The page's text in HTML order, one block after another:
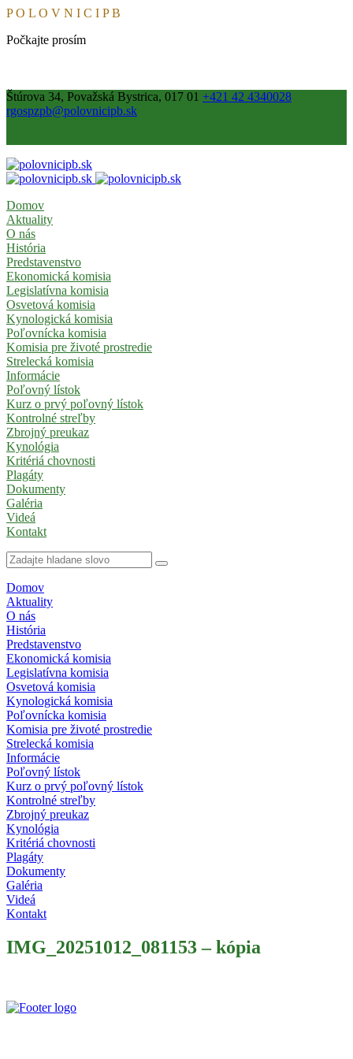
PO L O V N I C I PB
Počkajte prosím
Štúrova 34, Považská Bystrica, 017 01 +421 42 4340028
rgospzpb@polovnicipb.sk
Domov
Aktuality
O nás
História
Predstavenstvo
Ekonomická komisia
Legislatívna komisia
Osvetová komisia
Kynologická komisia
Poľovnícka komisia
Komisia pre životé prostredie
Strelecká komisia
Informácie
Poľovný lístok
Kurz o prvý poľovný lístok
Kontrolné streľby
Zbrojný preukaz
Kynológia
Kritériá chovnosti
Plagáty
Dokumenty
Galéria
Videá
Kontakt
Domov
Aktuality
O nás
História
Predstavenstvo
Ekonomická komisia
Legislatívna komisia
Osvetová komisia
Kynologická komisia
Poľovnícka komisia
Komisia pre životé prostredie
Strelecká komisia
Informácie
Poľovný lístok
Kurz o prvý poľovný lístok
Kontrolné streľby
Zbrojný preukaz
Kynológia
Kritériá chovnosti
Plagáty
Dokumenty
Galéria
Videá
Kontakt
IMG_20251012_081153 – kópia